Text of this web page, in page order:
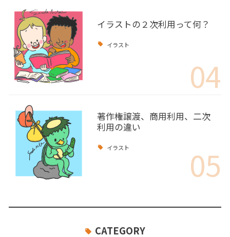
イラストの２次利用って何？
イラスト
04
著作権譲渡、商用利用、二次
利用の違い
イラスト 05
CATEGORY